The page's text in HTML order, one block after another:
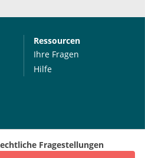
Fragestellungen
Ressourcen
Ihre Fragen
Hilfe